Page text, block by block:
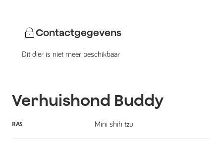
Contactgegevens
Dit dier is niet meer beschikbaar
Verhuishond Buddy
RAS Mini shih tzu